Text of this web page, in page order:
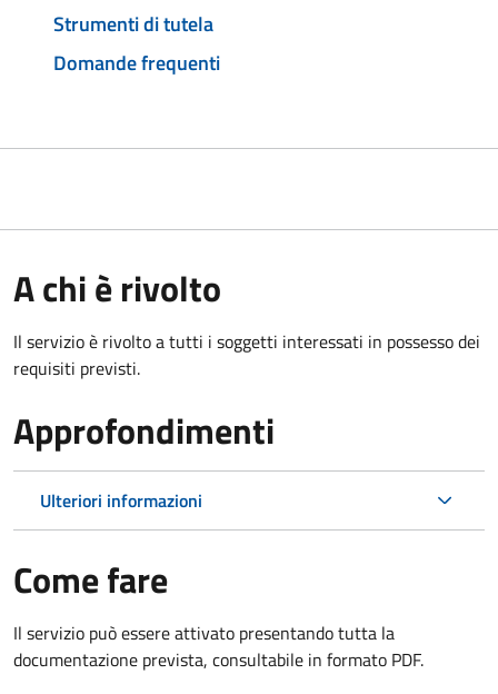
Strumenti di tutela
Domande frequenti
A chi è rivolto
Il servizio è rivolto a tutti i soggetti interessati in possesso dei
requisiti previsti.
Approfondimenti
Ulteriori informazioni
Come fare
Il servizio può essere attivato presentando tutta la
documentazione prevista, consultabile in formato PDF.